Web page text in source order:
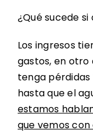
¿Qué sucede
Los ingresos
gastos, en otro
tenga
hasta que el
estamos
que vemos